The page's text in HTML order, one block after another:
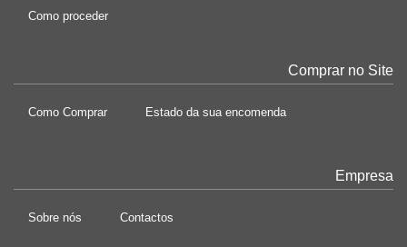
Como proceder
Comprar no Site
Como Comprar Estado da sua encomenda
Empresa
Sobre nós Contactos